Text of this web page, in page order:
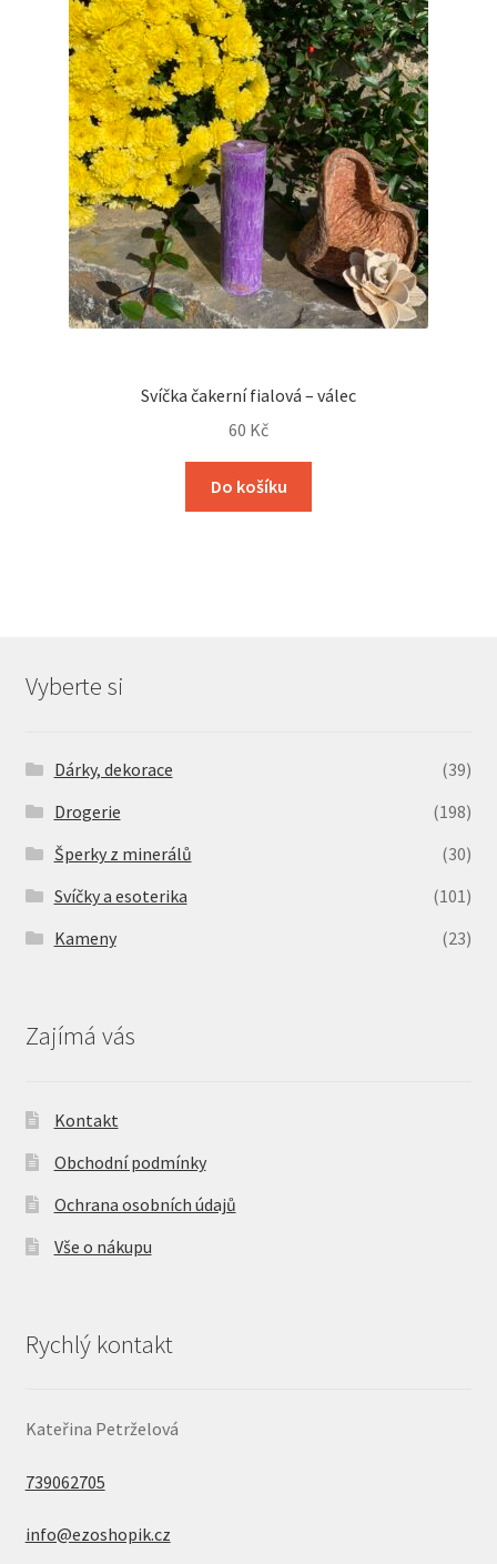
Svíčka čakerní fialová – válec
60 Kč
Do košíku
Vyberte si
Dárky, dekorace
(39)
Drogerie
(198)
Šperky z minerálů
(30)
Svíčky a esoterika
(101)
Kameny
(23)
Zajímá vás
Kontakt
Obchodní podmínky
Ochrana osobních údajů
Vše o nákupu
Rychlý kontakt
Kateřina Petrželová
739062705
info@ezoshopik.cz